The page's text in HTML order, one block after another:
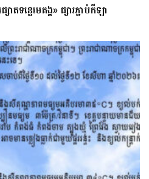
តទន្លេមេគង្គ» ផ្សារភ្ជាប់កីឡា